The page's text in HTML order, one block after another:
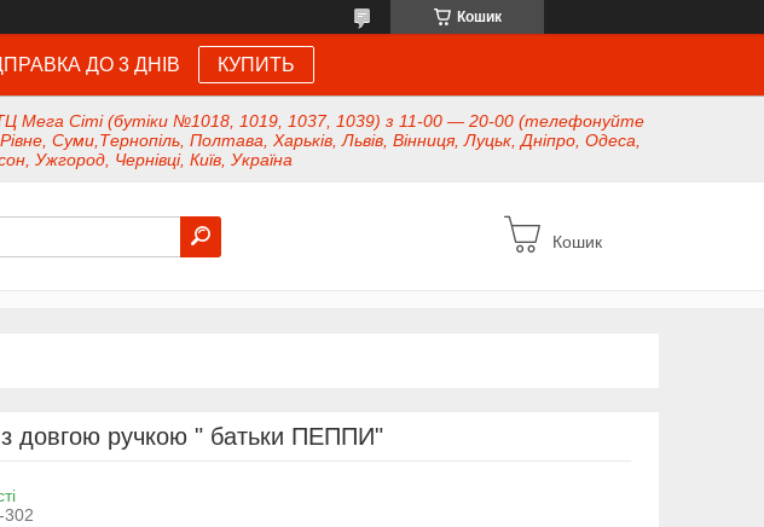
Кошик
ДО 3 ДНІВ КУПИТЬ
ТЦ Мега Сіті (бутіки №1018, 1019, 1037, 1039) з 11-00 — 20-00 (телефонуйте
Суми,Тернопіль, Полтава, Харьків, Львів, Вінниця, Луцьк, Дніпро, Одеса,
Ужгород, Чернівці, Київ, Україна
Кошик
довгою ручкою " батьки ПЕППИ"
302